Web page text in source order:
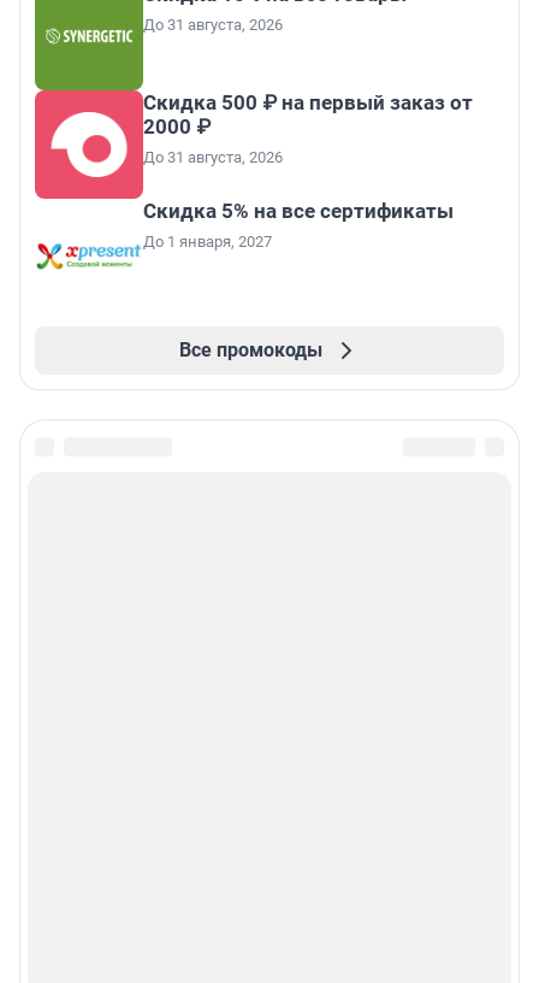
До 31 августа, 2026
Скидка 500 ₽ на первый заказ от
2000 ₽
До 31 августа, 2026
Скидка 5% на все сертификаты
До 1 января, 2027
Все промокоды